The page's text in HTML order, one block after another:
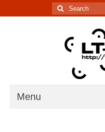
Search
for:
Menu